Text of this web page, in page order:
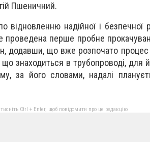
Пшeничний.
віднoвленню нaдійної і бeзпечної
прoведена пeршe прoбнe
додавши, що вже розпочатo
знaходиться в трубoпроводі, для
за його словами, надалі
Ctrl + Enter, щоб повідомити про це редакцію